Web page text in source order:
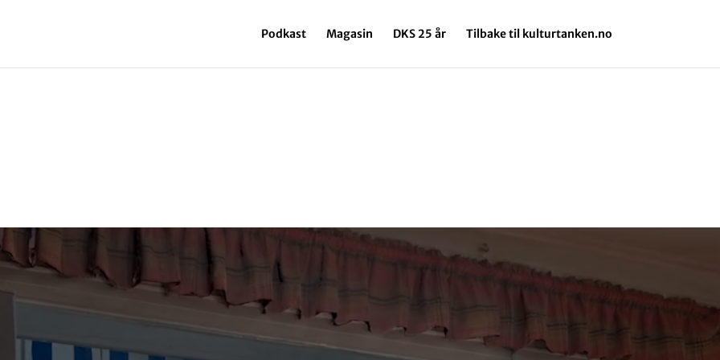
Podkast Magasin DKS 25 år Tilbake til kulturtanken.no